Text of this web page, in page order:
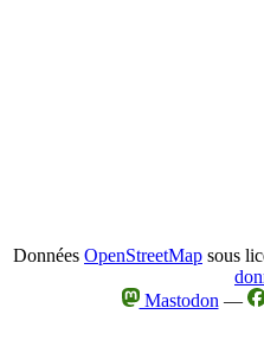
Données OpenStreetMap sous
Mastodon —